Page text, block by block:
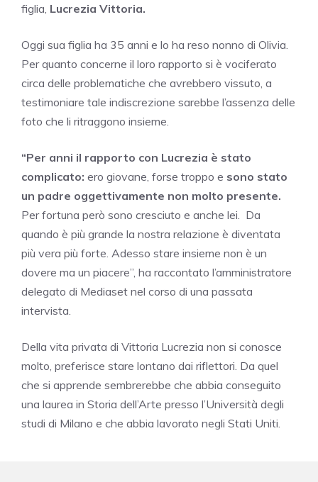
figlia, Lucrezia Vittoria.
Oggi sua figlia ha 35 anni e lo ha reso nonno di Olivia.
Per quanto concerne il loro rapporto si è vociferato
circa delle problematiche che avrebbero vissuto, a
testimoniare tale indiscrezione sarebbe l’assenza delle
foto che li ritraggono insieme.
“Per anni il rapporto con Lucrezia è stato
complicato: ero giovane, forse troppo e sono stato
un padre oggettivamente non molto presente.
Per fortuna però sono cresciuto e anche lei. Da
quando è più grande la nostra relazione è diventata
più vera più forte. Adesso stare insieme non è un
dovere ma un piacere”, ha raccontato l’amministratore
delegato di Mediaset nel corso di una passata
intervista.
Della vita privata di Vittoria Lucrezia non si conosce
molto, preferisce stare lontano dai riflettori. Da quel
che si apprende sembrerebbe che abbia conseguito
una laurea in Storia dell’Arte presso l’Università degli
studi di Milano e che abbia lavorato negli Stati Uniti.